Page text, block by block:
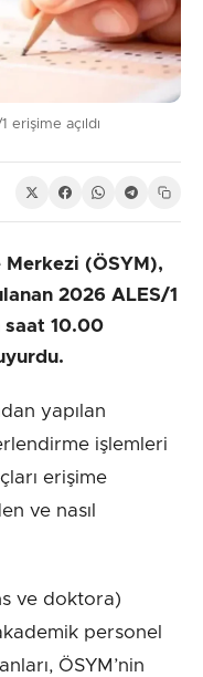
erişime açıldı
(ÖSYM),
2026 ALES/1
saat 10.00
yapılan
işlemleri
erişime
ve nasıl
ve doktora)
personel
ÖSYM’nin